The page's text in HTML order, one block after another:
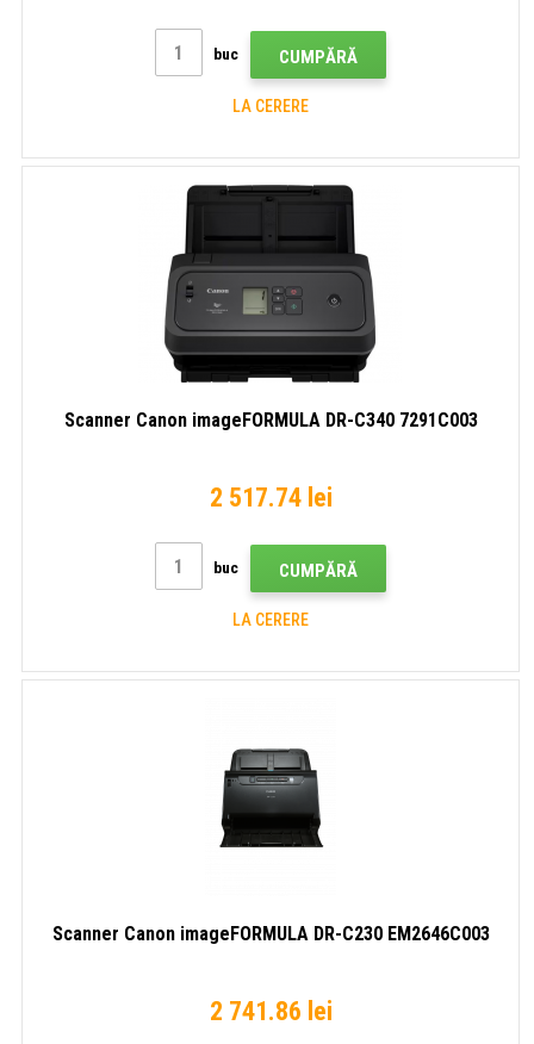
buc CUMPĂRĂ
LA CERERE
Scanner Canon imageFORMULA DR-C340 7291C003
2 517.74 lei
buc CUMPĂRĂ
LA CERERE
Scanner Canon imageFORMULA DR-C230 EM2646C003
2 741.86 lei